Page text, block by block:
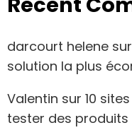
darcourt helene sur
solution la plus
Valentin sur 10
tester des